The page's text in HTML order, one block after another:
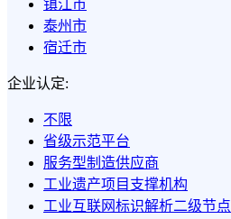
镇江市
泰州市
宿迁市
企业认定:
不限
省级示范平台
服务型制造供应商
工业遗产项目支撑机构
工业互联网标识解析二级节点